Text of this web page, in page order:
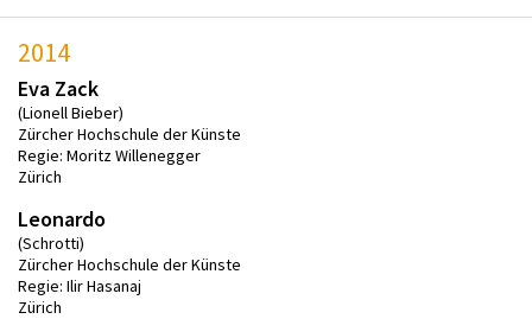
2014
Eva Zack
(Lionell Bieber)
Zürcher Hochschule der Künste
Regie: Moritz Willenegger
Zürich
Leonardo
(Schrotti)
Zürcher Hochschule der Künste
Regie: Ilir Hasanaj
Zürich